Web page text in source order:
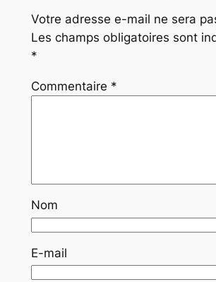
Votre adresse e-mail ne sera
Les champs obligatoires sont
*
Commentaire *
Nom
E-mail